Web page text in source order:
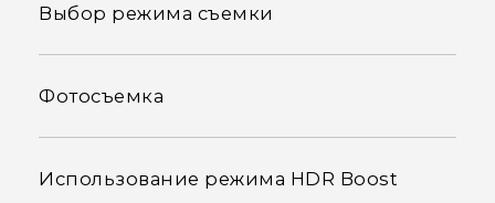
Выбор режима съемки
Фотосъемка
Использование режима HDR Boost